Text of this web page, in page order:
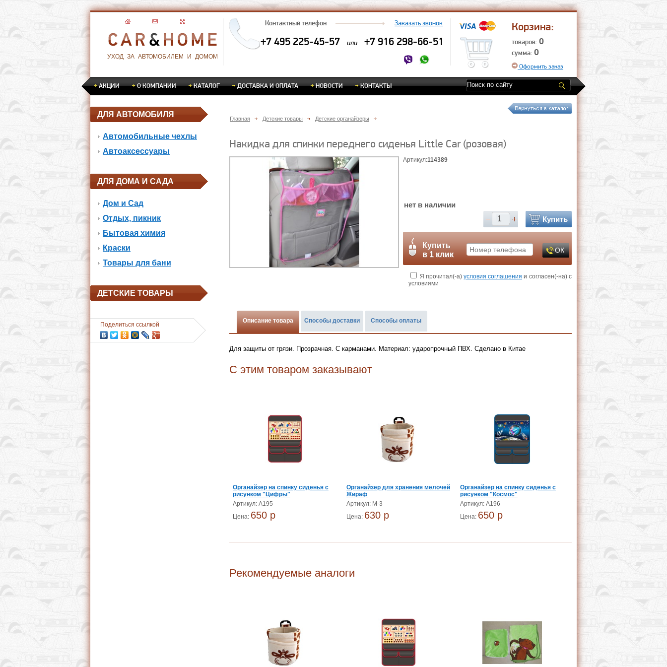
УХОД ЗА АВТОМОБИЛЕМ И ДОМОМ
Контактный телефон Заказать звонок
+7 495 225-45-57 или +7 916 298-66-51
Корзина:
товаров: 0
сумма: 0
Оформить заказ
АКЦИИ О КОМПАНИИ КАТАЛОГ ДОСТАВКА И ОПЛАТА НОВОСТИ КОНТАКТЫ
ДЛЯ АВТОМОБИЛЯ
Автомобильные чехлы
Автоаксессуары
ДЛЯ ДОМА И САДА
Дом и Сад
Отдых, пикник
Бытовая химия
Краски
Товары для бани
ДЕТСКИЕ ТОВАРЫ
Поделиться ссылкой
Главная Детские товары Детские органайзеры
Накидка для спинки переднего сиденья Little Car (розовая)
Артикул:114389
нет в наличии
Купить
Купить
в 1 клик
Я прочитал(-а) условия соглашения и согласен(-на) с
условиями
Описание товара Способы доставки Способы оплаты
Для защиты от грязи. Прозрачная. С карманами. Материал: ударопрочный ПВХ. Сделано в Китае
С этим товаром заказывают
Органайзер на спинку сиденья с
рисунком "Цифры"
Артикул: А195
Цена: 650 p
Органайзер для хранения мелочей
Жираф
Артикул: М-3
Цена: 630 p
Органайзер на спинку сиденья с
рисунком "Космос"
Артикул: А196
Цена: 650 p
Рекомендуемые аналоги